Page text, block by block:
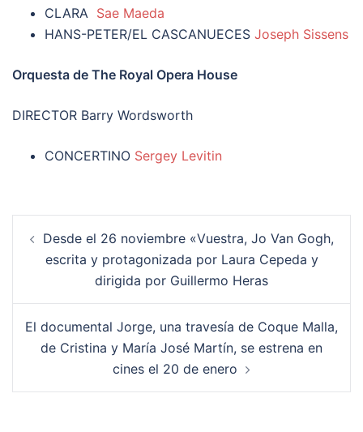
CLARA Sae Maeda
HANS-PETER/EL CASCANUECES Joseph Sissens
Orquesta de The Royal Opera House
DIRECTOR Barry Wordsworth
CONCERTINO Sergey Levitin
de
entradas
Desde el 26 noviembre «Vuestra, Jo Van Gogh,
escrita y protagonizada por Laura Cepeda y
dirigida por Guillermo Heras
El documental Jorge, una travesía de Coque Malla,
de Cristina y María José Martín, se estrena en
cines el 20 de enero